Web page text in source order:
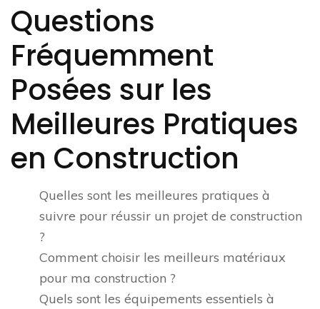
Questions
Fréquemment
Posées sur les
Meilleures Pratiques
en Construction
Quelles sont les meilleures pratiques à
suivre pour réussir un projet de construction
?
Comment choisir les meilleurs matériaux
pour ma construction ?
Quels sont les équipements essentiels à